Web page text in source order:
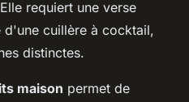
requiert une verse
cuillère à cocktail,
distinctes.
maison permet de